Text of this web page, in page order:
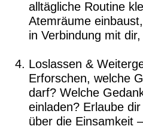
alltägliche Routine
Atemräume
in Verbindung mit
Loslassen &
Erforschen, welche
darf? Welche
einladen? Erlaube
über die Einsamkeit